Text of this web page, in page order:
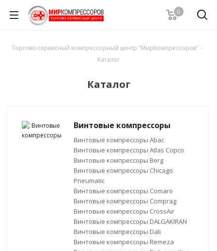
0
Торгово-сервисный компрессорный центр "МирКомпрессоров" -
Каталог
Каталог
Винтовые компрессоры
Винтовые компрессоры Abac
Винтовые компрессоры Atlas Copco
Винтовые компрессоры Berg
Винтовые компрессоры Chicago
Pneumatic
Винтовые компрессоры Comaro
Винтовые компрессоры Comprag
Винтовые компрессоры CrossAir
Винтовые компрессоры DALGAKIRAN
Винтовые компрессоры Dali
Винтовые компрессоры Remeza